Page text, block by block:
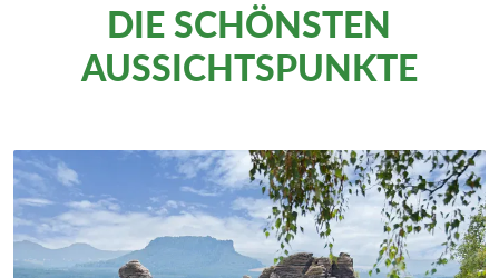
DIE SCHÖNSTEN
AUSSICHTSPUNKTE